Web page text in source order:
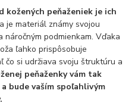
kožených peňaženiek je ich
je materiál známy svojou
podmienkam. Vďaka
ľahko prispôsobuje
čo si udržiava svoju štruktúru a
peňaženky vám tak
bude vaším spoľahlivým